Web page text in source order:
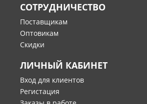
Versa
X-trail
Xterra
СОТРУДНИЧЕСТВО
Поставщикам
Оптовикам
Скидки
ЛИЧНЫЙ КАБИНЕТ
Вход для клиентов
Регистация